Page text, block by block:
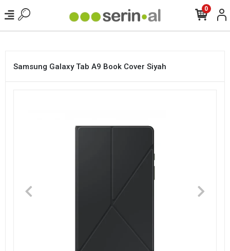
0
Samsung Galaxy Tab A9 Book Cover Siyah